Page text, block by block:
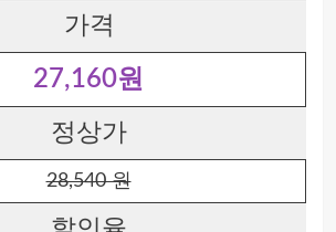
가격
27,160원
정상가
28,540 원